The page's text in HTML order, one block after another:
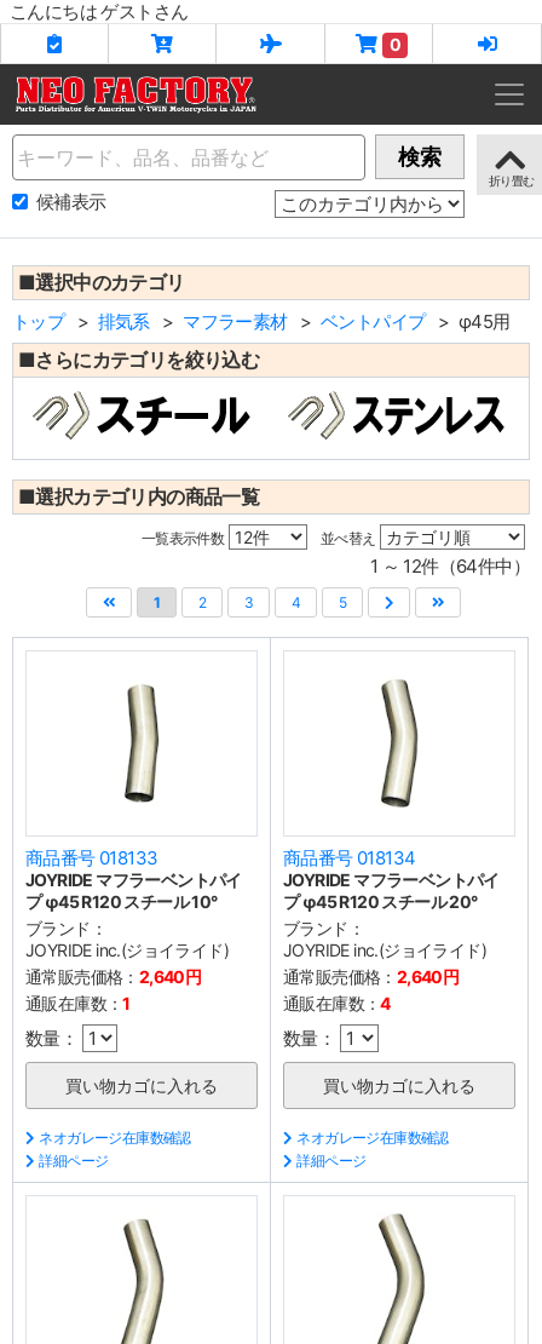
こんにちは ゲストさん
0
Name 検索
候補表示
■選択中のカテゴリ
トップ 排気系 マフラー素材 ベントパイプ φ45用
■さらにカテゴリを絞り込む
■選択カテゴリ内の商品一覧
一覧表示件数 並べ替え
1 ～ 12件（64件中）
1 2 3 4 5
商品番号 018133
JOYRIDE マフラーベントパイ
プ φ45 R120 スチール 10°
ブランド：
JOYRIDE inc.(ジョイライド)
通常販売価格： 2,640円
通販在庫数：1
数量：
ネオガレージ在庫数確認
詳細ページ
商品番号 018134
JOYRIDE マフラーベントパイ
プ φ45 R120 スチール 20°
ブランド：
JOYRIDE inc.(ジョイライド)
通常販売価格： 2,640円
通販在庫数：4
数量：
ネオガレージ在庫数確認
詳細ページ